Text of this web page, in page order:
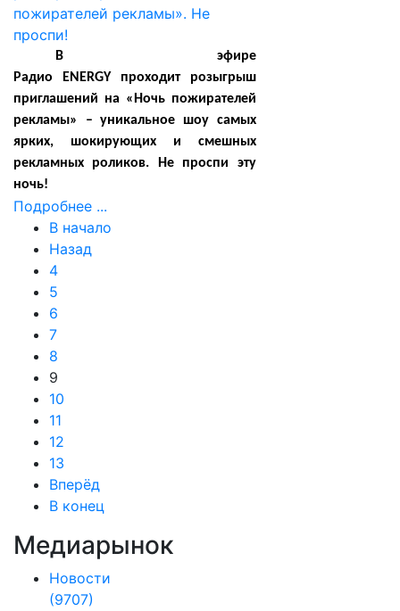
В эфире
Радио
ENERGYпроходит розыгрыш
приглашений на «Ночь пожирателей
рекламы» – уникальное шоу самых
ярких, шокирующих и смешных
рекламных роликов. Не проспи эту
ночь!
Подробнее ...
В начало
Назад
4
5
6
7
8
9
10
11
12
13
Вперёд
В конец
Медиарынок
Новости
(9707)